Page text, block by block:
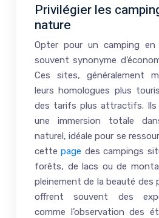
Privilégier les
nature
Opter pour un camping
souvent synonyme
Ces sites, généralement
leurs homologues plus
des tarifs plus attractifs. Ils
une immersion totale
naturel, idéale pour se
cettepage des campings
forêts, de lacs ou de
pleinement de la beauté des
offrent souvent des
comme l’observation des